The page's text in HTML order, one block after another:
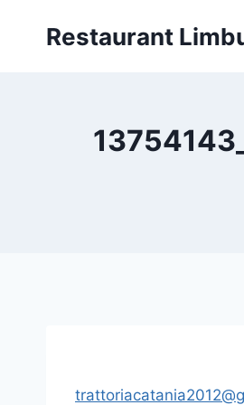
Restaurant